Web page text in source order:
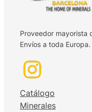
Proveedor mayorista
Envíos a toda Europa.
Catálogo
Minerales